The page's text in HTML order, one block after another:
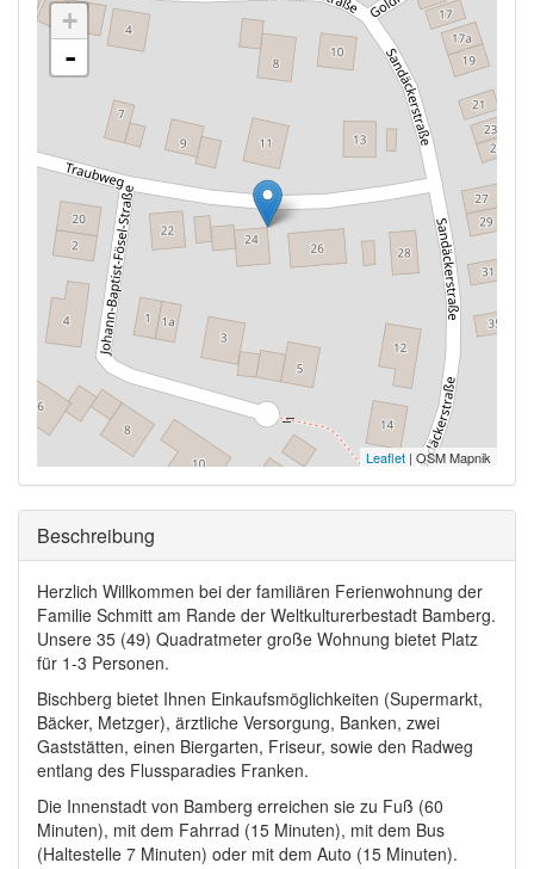
+
-
Leaflet | OSM Mapnik
Ausblenden
Beschreibung
Herzlich Willkommen bei der familiären Ferienwohnung der
Familie Schmitt am Rande der Weltkulturerbestadt Bamberg.
Unsere 35 (49) Quadratmeter große Wohnung bietet Platz
für 1-3 Personen.
Bischberg bietet Ihnen Einkaufsmöglichkeiten (Supermarkt,
Bäcker, Metzger), ärztliche Versorgung, Banken, zwei
Gaststätten, einen Biergarten, Friseur, sowie den Radweg
entlang des Flussparadies Franken.
Die Innenstadt von Bamberg erreichen sie zu Fuß (60
Minuten), mit dem Fahrrad (15 Minuten), mit dem Bus
(Haltestelle 7 Minuten) oder mit dem Auto (15 Minuten).